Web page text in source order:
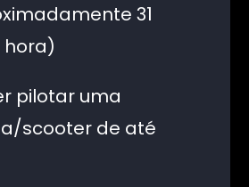
31
hora)
pilotar uma
scooter de até